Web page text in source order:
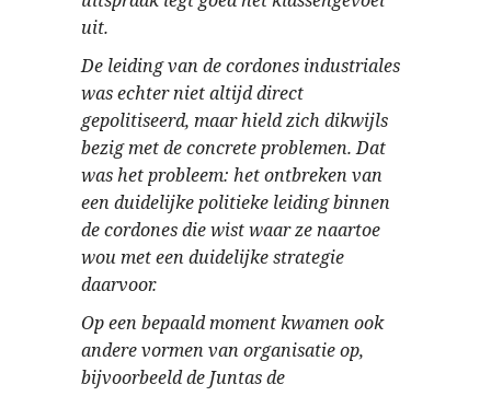
uit.
De leiding van de cordones industriales
was echter niet altijd direct
gepolitiseerd, maar hield zich dikwijls
bezig met de concrete problemen. Dat
was het probleem: het ontbreken van
een duidelijke politieke leiding binnen
de cordones die wist waar ze naartoe
wou met een duidelijke strategie
daarvoor.
Op een bepaald moment kwamen ook
andere vormen van organisatie op,
bijvoorbeeld de Juntas de